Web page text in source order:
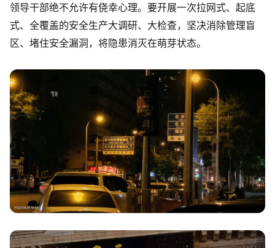
领导干部绝不允许有侥幸心理。要开展一次拉网式、起底
式、全覆盖的安全生产大调研、大检查，坚决消除管理盲
区、堵住安全漏洞，将隐患消灭在萌芽状态。